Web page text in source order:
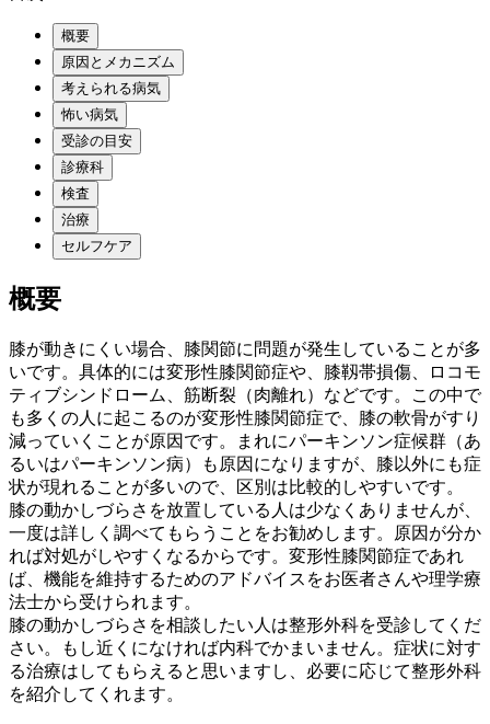
概要
原因とメカニズム
考えられる病気
怖い病気
受診の目安
診療科
検査
治療
セルフケア
概要
膝が動きにくい場合、膝関節に問題が発生していることが多
いです。具体的には変形性膝関節症や、膝靱帯損傷、ロコモ
ティブシンドローム、筋断裂（肉離れ）などです。この中で
も多くの人に起こるのが変形性膝関節症で、膝の軟骨がすり
減っていくことが原因です。まれにパーキンソン症候群（あ
るいはパーキンソン病）も原因になりますが、膝以外にも症
状が現れることが多いので、区別は比較的しやすいです。
膝の動かしづらさを放置している人は少なくありませんが、
一度は詳しく調べてもらうことをお勧めします。原因が分か
れば対処がしやすくなるからです。変形性膝関節症であれ
ば、機能を維持するためのアドバイスをお医者さんや理学療
法士から受けられます。
膝の動かしづらさを相談したい人は整形外科を受診してくだ
さい。もし近くになければ内科でかまいません。症状に対す
る治療はしてもらえると思いますし、必要に応じて整形外科
を紹介してくれます。